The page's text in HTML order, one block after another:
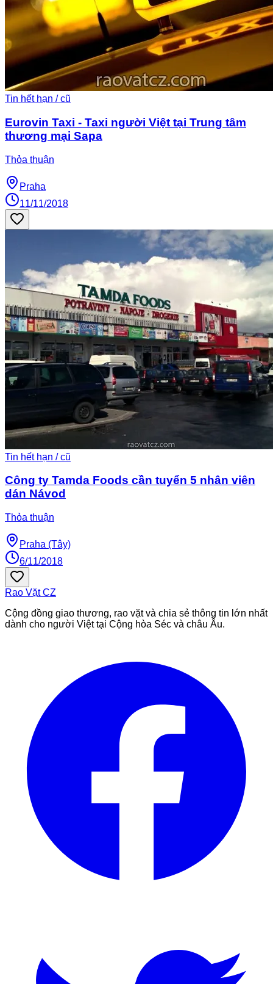
Tin hết hạn / cũ
Eurovin Taxi - Taxi người Việt tại Trung tâm
thương mại Sapa
Thỏa thuận
Praha
11/11/2018
Tin hết hạn / cũ
Công ty Tamda Foods cần tuyển 5 nhân viên
dán Návod
Thỏa thuận
Praha (Tây)
6/11/2018
Rao VặtCZ
Cộng đồng giao thương, rao vặt và chia sẻ thông tin lớn nhất
dành cho người Việt tại Cộng hòa Séc và châu Âu.